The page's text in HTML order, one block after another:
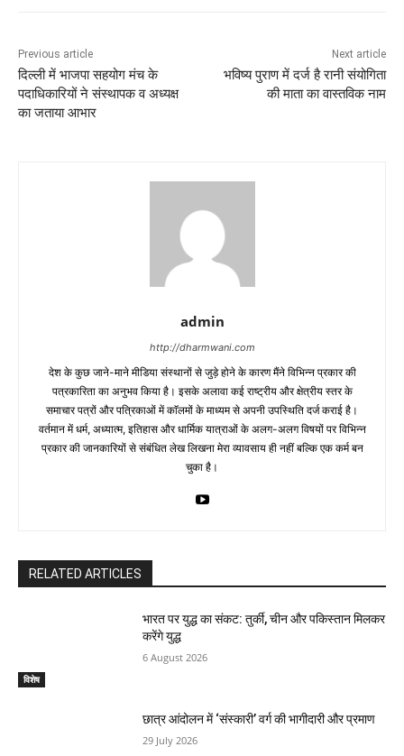
Previous article
दिल्ली में भाजपा सहयोग मंच के
पदाधिकारियों ने संस्थापक व अध्यक्ष
का जताया आभार
Next article
भविष्य पुराण में दर्ज है रानी संयोगिता
की माता का वास्तविक नाम
admin
http://dharmwani.com
देश के कुछ जाने-माने मीडिया संस्थानों से जुड़े होने के कारण मैंने विभिन्न प्रकार की
पत्रकारिता का अनुभव किया है। इसके अलावा कई राष्ट्रीय और क्षेत्रीय स्तर के
समाचार पत्रों और पत्रिकाओं में काॅलमों के माध्यम से अपनी उपस्थिति दर्ज कराई है।
वर्तमान में धर्म, अध्यात्म, इतिहास और धार्मिक यात्राओं के अलग-अलग विषयों पर विभिन्न
प्रकार की जानकारियों से संबंधित लेख लिखना मेरा व्यावसाय ही नहीं बल्कि एक कर्म बन
चुका है।
RELATED ARTICLES
विशेष
भारत पर युद्ध का संकट: तुर्की, चीन और पकिस्तान मिलकर
करेंगे युद्ध
6 August 2026
छात्र आंदोलन में ‘संस्कारी’ वर्ग की भागीदारी और प्रमाण
29 July 2026